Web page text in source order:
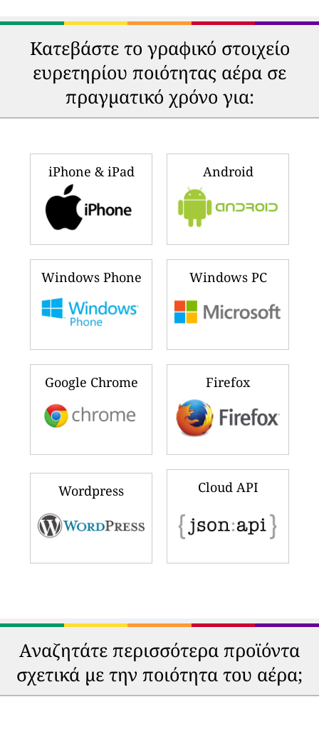
🇺🇸
🇸🇨 187
Seychelles
🇮🇩 149
Indonesia
146
South Africa
🇨🇦
🇨🇳 139
China
🇦🇪 United Arab Emirates
🇵🇰
🇮🇳
India
🇿🇲Zambia
🇷🇼Rwanda
🇶🇦
🇹🇷Turkey
🇵🇸
Palestine
🇺🇬
Uganda
Ranking updated λίγα δευτερόλεπτα πριν(6 Αυγ 2026 2:46 ΜΜ)
Κατεβάστε το γραφικό στοιχείο
ευρετηρίου ποιότητας αέρα σε
πραγματικό χρόνο για:
Android
Windows Phone Windows PC
Google Chrome Firefox